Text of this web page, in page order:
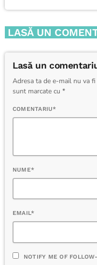
LASĂ UN
Lasă un
Adresa ta de e-mail nu va
sunt marcate cu *
COMENTARIU*
NUME*
EMAIL*
NOTIFY ME OF